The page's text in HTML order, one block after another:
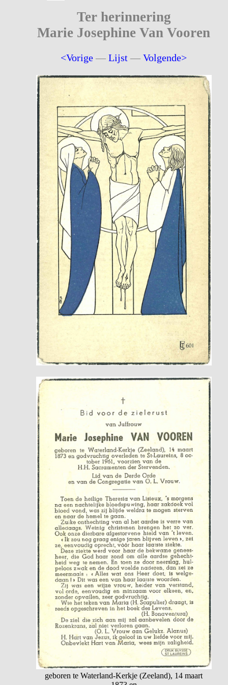
Ter herinnering
Marie Josephine Van Vooren
<Vorige —Lijst —Volgende>
geboren te Waterland-Kerkje (Zeeland), 14 maart